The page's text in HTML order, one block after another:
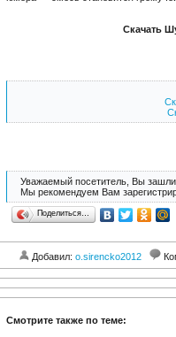
Скачать
Уважаемый посетитель, Вы зашли
Мы рекомендуем Вам
Поделиться…
Добавил: o.sirencko2012
Смотрите также по теме: